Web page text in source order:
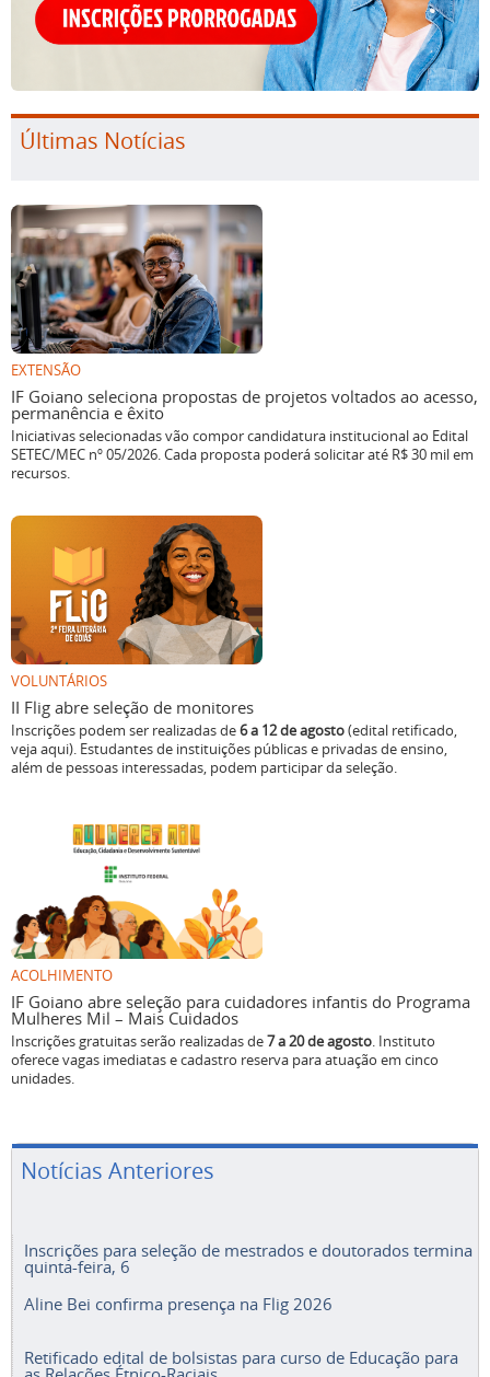
Últimas Notícias
EXTENSÃO
IF Goiano seleciona propostas de projetos voltados ao acesso,
permanência e êxito
Iniciativas selecionadas vão compor candidatura institucional ao Edital
SETEC/MEC nº 05/2026. Cada proposta poderá solicitar até R$ 30 mil em
recursos.
VOLUNTÁRIOS
II Flig abre seleção de monitores
Inscrições podem ser realizadas de6 a 12 de agosto(edital retificado,
veja aqui). Estudantes de instituições públicas e privadas de ensino,
além de pessoas interessadas, podem participar da seleção.
ACOLHIMENTO
IF Goiano abre seleção para cuidadores infantis do Programa
Mulheres Mil – Mais Cuidados
Inscrições gratuitas serão realizadas de7 a 20 de agosto. Instituto
oferece vagas imediatas e cadastro reserva para atuação em cinco
unidades.
Notícias Anteriores
Inscrições para seleção de mestrados e doutorados termina
quinta-feira, 6
Aline Bei confirma presença na Flig 2026
Retificado edital de bolsistas para curso de Educação para